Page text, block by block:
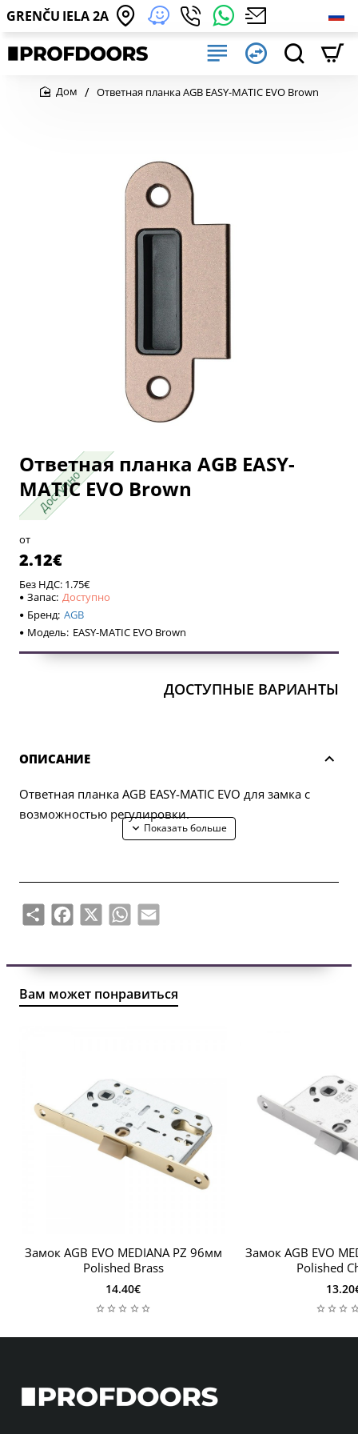
GRENČU IELA 2A
Ответная планка AGB EASY-MATIC EVO Brown
Доступно
Доступно
Ответная планка AGB EASY-
MATIC EVO Brown
от
2.12€
Без НДС: 1.75€
Запас: Доступно
Бренд: AGB
Модель: EASY-MATIC EVO Brown
ДОСТУПНЫЕ ВАРИАНТЫ
ОПИСАНИЕ
Ответная планка AGB EASY-MATIC EVO для замка с
возможностью регулировки.
ShareFacebook
X WhatsApp
Email
Вам может понравиться
Замок AGB EVO MEDIANA PZ 96мм
Polished Brass
14.40€
Замок AGB EVO
Polished